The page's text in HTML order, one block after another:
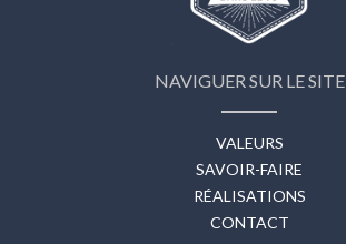
NAVIGUER SUR LE SITE
VALEURS
SAVOIR-FAIRE
RÉALISATIONS
CONTACT